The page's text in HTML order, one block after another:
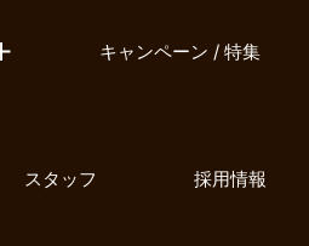
キャンペーン / 特集
スタッフ 採用情報